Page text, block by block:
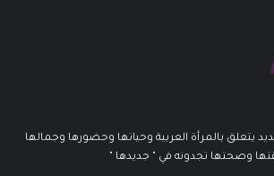
يتعلق بالمرأة العربية وحياتها وحضورها وجمالها
وصحتها تجدونه في " جديدها "